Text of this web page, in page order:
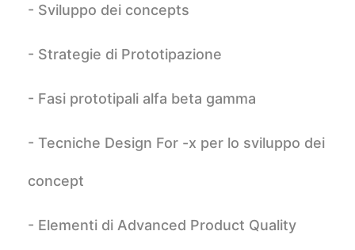
- Sviluppo dei concepts
- Strategie di Prototipazione
- Fasi prototipali alfa beta gamma
- Tecniche Design For -x per lo sviluppo dei
concept
- Elementi di Advanced Product Quality